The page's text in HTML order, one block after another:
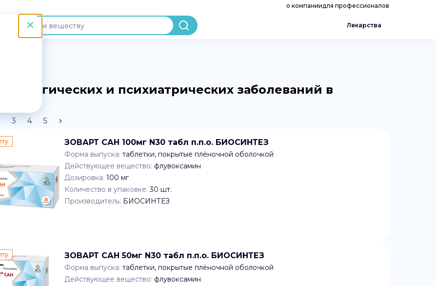
о компаниидля профессионалов
Лекарства
и психиатрических заболеваний в
3 4 5
ЗОВАРТ САН 100мг N30 табл п.п.о. БИОСИНТЕЗ
Форма выпуска: таблетки, покрытые плёночной оболочкой
Действующее вещество: флувоксамин
Дозировка: 100 мг
Количество в упаковке: 30 шт.
Производитель: БИОСИНТЕЗ
ЗОВАРТ САН 50мг N30 табл п.п.о. БИОСИНТЕЗ
Форма выпуска: таблетки, покрытые плёночной оболочкой
Действующее вещество: флувоксамин